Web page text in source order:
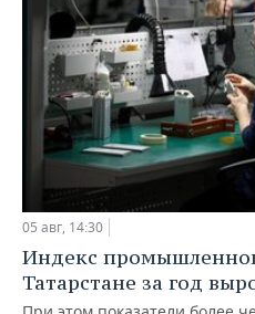
05 авг, 14:30
Индекс
Татарстане за год